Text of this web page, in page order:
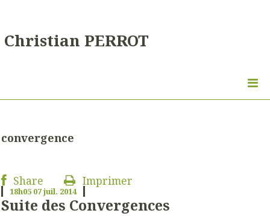
Christian PERROT
convergence
Share Imprimer
18h05 07juil. 2014
Suite des Convergences